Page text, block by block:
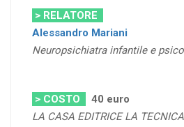
> RELATORE
Alessandro Mariani
Neuropsichiatra infantile e
> COSTO
40 euro
LA CASA EDITRICE LA